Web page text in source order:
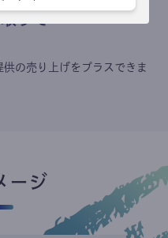
りで
の売り上げをプラスできま
ージ